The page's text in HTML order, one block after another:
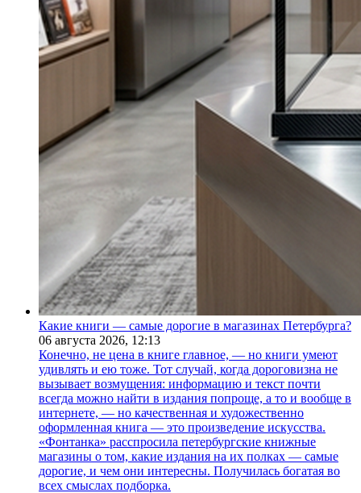
Какие книги — самые дорогие в магазинах Петербурга?
06 августа 2026, 12:13
Конечно, не цена в книге главное, — но книги умеют
удивлять и ею тоже. Тот случай, когда дороговизна не
вызывает возмущения: информацию и текст почти
всегда можно найти в издания попроще, а то и вообще в
интернете, — но качественная и художественно
оформленная книга — это произведение искусства.
«Фонтанка» расспросила петербургские книжные
магазины о том, какие издания на их полках — самые
дорогие, и чем они интересны. Получилась богатая во
всех смыслах подборка.